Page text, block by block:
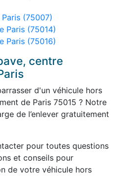
(75007)
Paris (75014)
Paris (75016)
centre
d'un véhicule hors
de Paris 75015 ? Notre
de l’enlever gratuitement
pour toutes questions
et conseils pour
de votre véhicule hors